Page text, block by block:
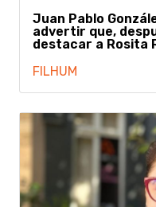
Juan Pablo
advertir que,
destacar a Rosita
FILHUM